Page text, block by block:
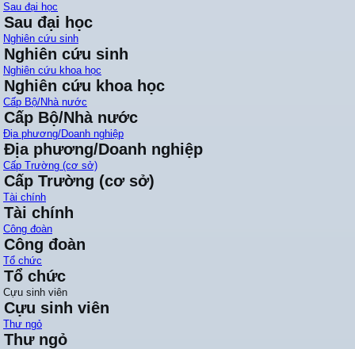
Sau đại học
Sau đại học
Nghiên cứu sinh
Nghiên cứu sinh
Nghiên cứu khoa học
Nghiên cứu khoa học
Cấp Bộ/Nhà nước
Cấp Bộ/Nhà nước
Địa phương/Doanh nghiệp
Địa phương/Doanh nghiệp
Cấp Trường (cơ sở)
Cấp Trường (cơ sở)
Tài chính
Tài chính
Công đoàn
Công đoàn
Tổ chức
Tổ chức
Cựu sinh viên
Cựu sinh viên
Thư ngỏ
Thư ngỏ